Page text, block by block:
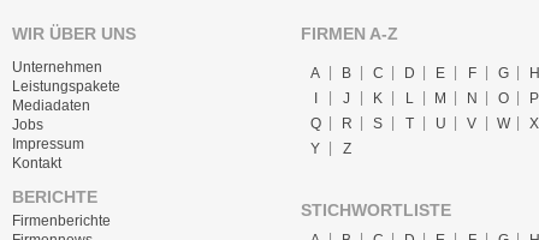
WIR ÜBER UNS
Unternehmen
Leistungspakete
Mediadaten
Jobs
Impressum
Kontakt
BERICHTE
Firmenberichte
FIRMEN A-Z
A B C D E F G
H
J K L M N O
P
Q
R S T U V W
X
Y
Z
STICHWORTLISTE